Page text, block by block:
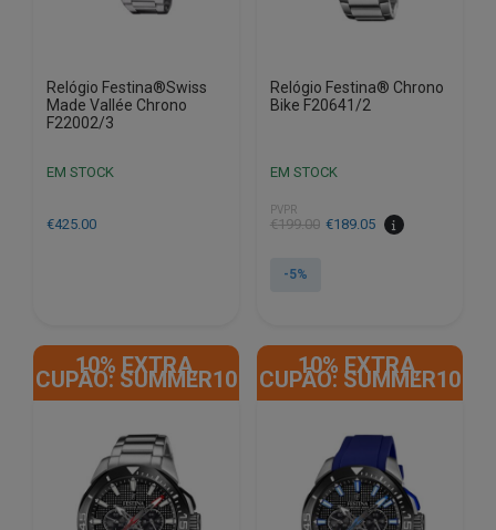
Relógio Festina®Swiss
Made Vallée Chrono
F22002/3
EM STOCK
€425.00
Relógio Festina® Chrono
Bike F20641/2
EM STOCK
PVPR
€199.00
O
original
€189.05
O
atual
-5%
10% EXTRA,
CUPÃO: SUMMER10
10% EXTRA,
CUPÃO: SUMMER10